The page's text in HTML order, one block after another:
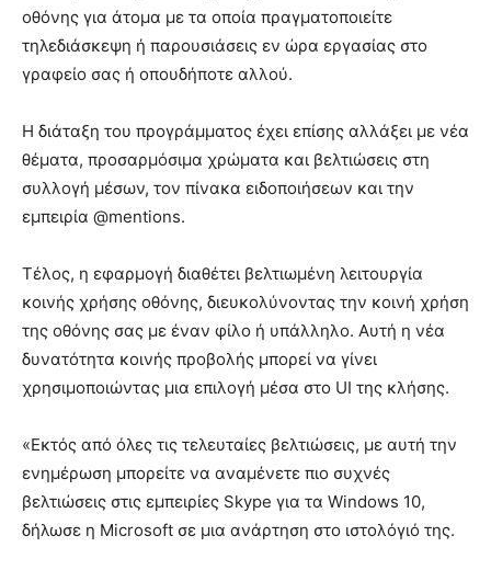
οθόνης για άτομα με τα οποία πραγματοποιείτε
τηλεδιάσκεψη ή παρουσιάσεις εν ώρα εργασίας στο
γραφείο σας ή οπουδήποτε αλλού.
Η διάταξη του προγράμματος έχει επίσης αλλάξει με νέα
θέματα, προσαρμόσιμα χρώματα και βελτιώσεις στη
συλλογή μέσων, τον πίνακα ειδοποιήσεων και την
εμπειρία @mentions.
Τέλος, η εφαρμογή διαθέτει βελτιωμένη λειτουργία
κοινής χρήσης οθόνης, διευκολύνοντας την κοινή χρήση
της οθόνης σας με έναν φίλο ή υπάλληλο. Αυτή η νέα
δυνατότητα κοινής προβολής μπορεί να γίνει
χρησιμοποιώντας μια επιλογή μέσα στο UI της κλήσης.
«Εκτός από όλες τις τελευταίες βελτιώσεις, με αυτή την
ενημέρωση μπορείτε να αναμένετε πιο συχνές
βελτιώσεις στις εμπειρίες Skype για τα Windows 10,
δήλωσε η Microsoft σε μια ανάρτηση στο ιστολόγιό της.